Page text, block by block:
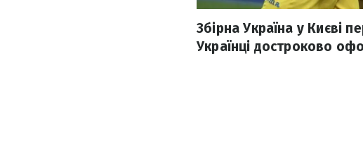
Збірна Україна у Києві
Українці достроково